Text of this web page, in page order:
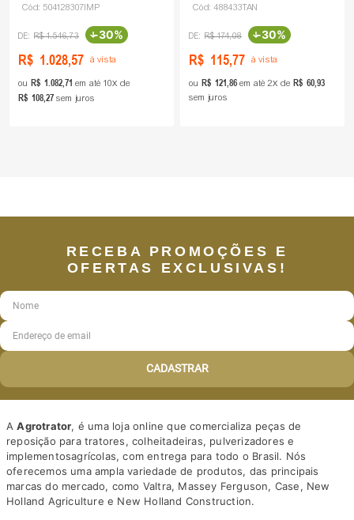
Cód: 504128307IMP
R$ 1.546,73 -30%
R$ 1.028,57 à vista
ou R$ 1 08271 em até 10 de
R$ 10827 sem juros
Cód:488433TAN
R$ 174,08 -30%
R$ 115,77 à vista
ou R$ 121 86 em até 2 de R$ 6093
sem juros
RECEBA PROMOÇÕES E
OFERTAS EXCLUSIVAS!
CADASTRAR
AAgrotrator, é uma loja online que comercializa peças de
reposição para tratores, colheitadeiras, pulverizadores e
implementosagrícolas, com entrega para todo o Brasil. Nós
oferecemos uma ampla variedade de produtos, das principais
marcas do mercado, como Valtra, Massey Ferguson, Case, New
Holland Agriculture e New Holland Construction.